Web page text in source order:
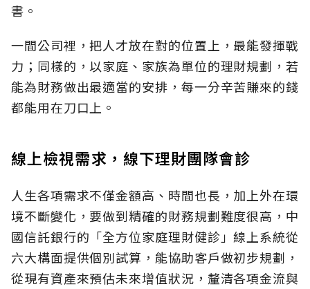
書。
一間公司裡，把人才放在對的位置上，最能發揮戰
力；同樣的，以家庭、家族為單位的理財規劃，若
能為財務做出最適當的安排，每一分辛苦賺來的錢
都能用在刀口上。
線上檢視需求，線下理財團隊會診
人生各項需求不僅金額高、時間也長，加上外在環
境不斷變化，要做到精確的財務規劃難度很高，中
國信託銀行的「全方位家庭理財健診」線上系統從
六大構面提供個別試算，能協助客戶做初步規劃，
從現有資產來預估未來增值狀況，釐清各項金流與